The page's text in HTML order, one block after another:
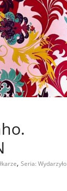
, Seria: Wydarzyło